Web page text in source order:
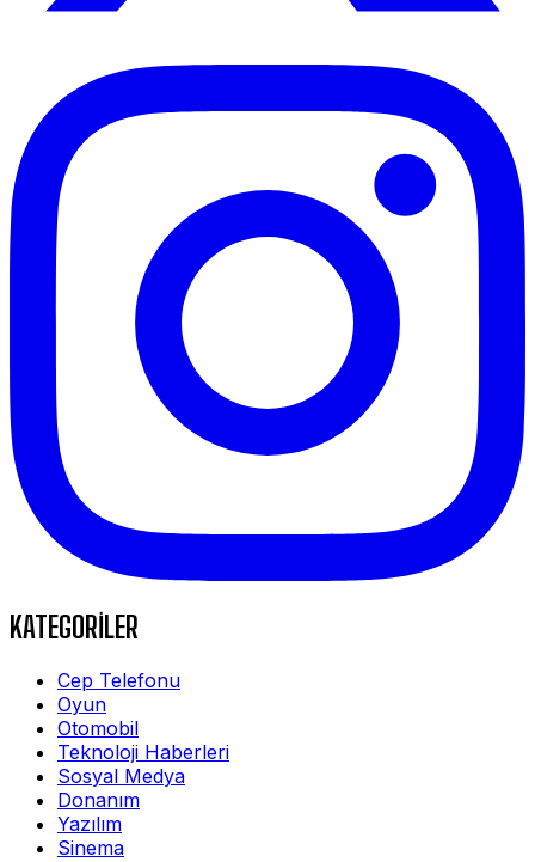
KATEGORİLER
Cep Telefonu
Oyun
Otomobil
Teknoloji Haberleri
Sosyal Medya
Donanım
Yazılım
Sinema